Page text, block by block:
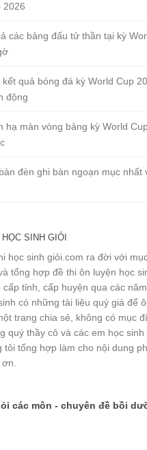
2026
các bảng đấu tử thần tại kỳ
quả bóng đá kỳ World Cup
động
hạ màn vòng bảng kỳ World
đèn ghi bàn ngoạn mục nhất
SINH GIỎI
học sinh giỏi.com ra đời với
tổng hợp đề thi ôn luyện học
tỉnh, cấp huyện qua các
có những tài liệu quý giá để
trang chia sẻ, không có mục
quý thầy cô và các em học sinh
tôi tổng hợp làm cho nội dung
các môn - chuyên đề bồi